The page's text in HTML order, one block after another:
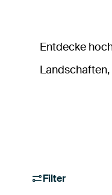
Entdecke
Filter